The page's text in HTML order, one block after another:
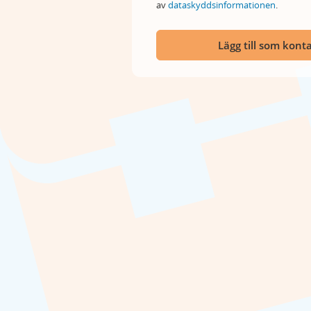
avdataskyddsinformationen.
Lägg till som